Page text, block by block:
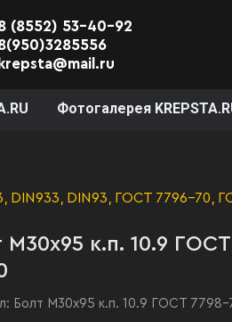
(8552) 53-40-92
krepsta@mail.ru
Фотогалерея
DIN93, ГОСТ 7796-70,
М30х95 к.п. 10.9
Болт М30х95 к.п. 10.9 ГОСТ